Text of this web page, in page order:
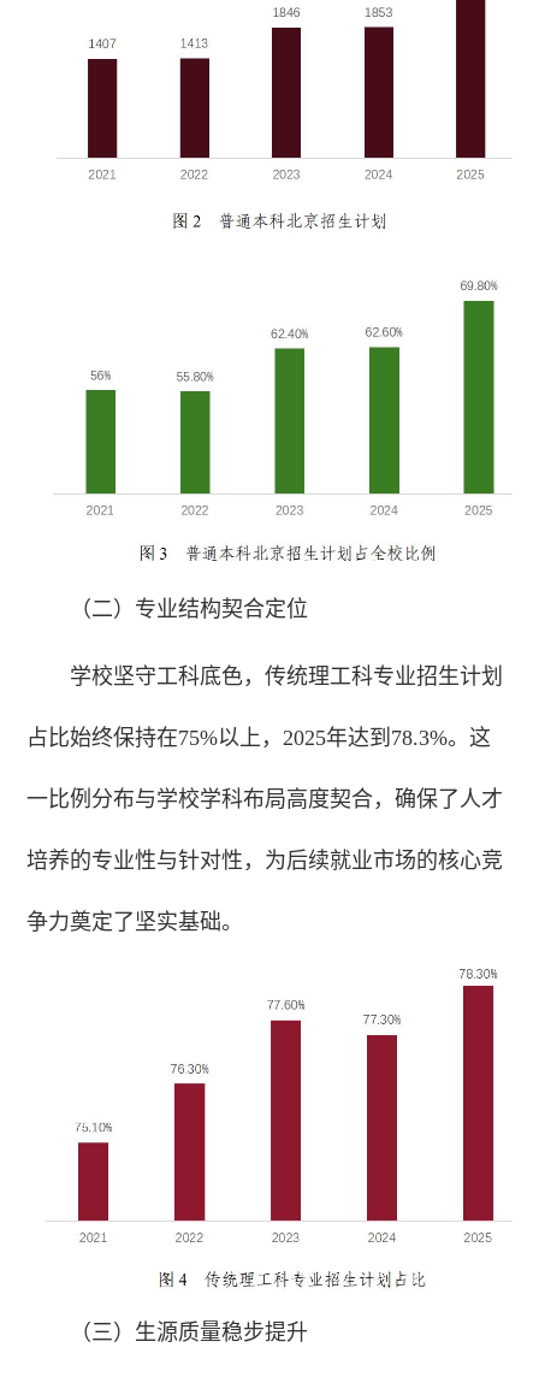
（二）专业结构契合定位
学校坚守工科底色，传统理工科专业招生计划
占比始终保持在75%以上，2025年达到78.3%。这
一比例分布与学校学科布局高度契合，确保了人才
培养的专业性与针对性，为后续就业市场的核心竞
争力奠定了坚实基础。
（三）生源质量稳步提升